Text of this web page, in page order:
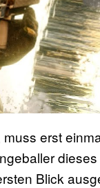
erst
Blick